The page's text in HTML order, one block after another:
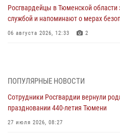
Росгвардейцы в Тюменской области
службой и напоминают о мерах
06 августа 2026, 12:33 2
06 августа 2026, 04:41 3
Росгвардейцы в Тюменской области
армии Ивана Кирилловича Яковлева
05 августа 2026, 11:03
ПОПУЛЯРНЫЕ НОВОСТИ
Сотрудники Росгвардии вернули
праздновании 440-летия Тюмени
27 июля 2026, 08:27